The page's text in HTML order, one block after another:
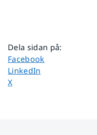
Dela sidan på:
Dela sidan på
Facebook
Dela sidan på
LinkedIn
Dela sidan på
X